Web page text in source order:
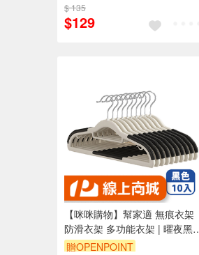
$ 135
$129
【咪咪購物】幫家適 無痕衣架
防滑衣架 多功能衣架 | 曜夜黑 |
10入組
贈OPENPOINT